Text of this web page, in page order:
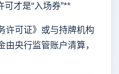
才是“入场券”**
可证》或与持牌机构
央行监管账户清算，